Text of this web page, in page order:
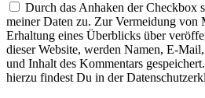
Durch das Anhaken der Checkbox
meiner Daten zu. Zur Vermeidung von
Erhaltung eines Überblicks über
dieser Website, werden Namen, E-
und Inhalt des Kommentars
hierzu findest Du in der